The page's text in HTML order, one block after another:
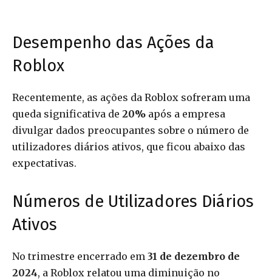
Desempenho das Ações da
Roblox
Recentemente, as ações da Roblox sofreram uma
queda significativa de 20% após a empresa
divulgar dados preocupantes sobre o número de
utilizadores diários ativos, que ficou abaixo das
expectativas.
Números de Utilizadores Diários
Ativos
No trimestre encerrado em 31 de dezembro de
2024, a Roblox relatou uma diminuição no